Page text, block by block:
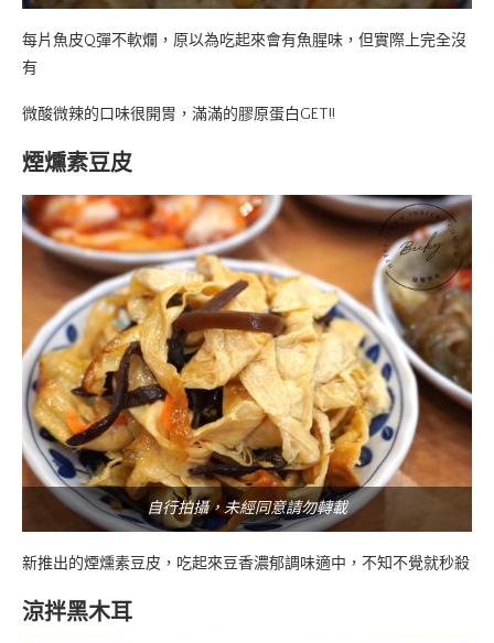
每片魚皮Q彈不軟爛，原以為吃起來會有魚腥味，但實際上完全沒
有
微酸微辣的口味很開胃，滿滿的膠原蛋白GET!!
煙燻素豆皮
自行拍攝，未經同意請勿轉載
新推出的煙燻素豆皮，吃起來豆香濃郁調味適中，不知不覺就秒殺
涼拌黑木耳